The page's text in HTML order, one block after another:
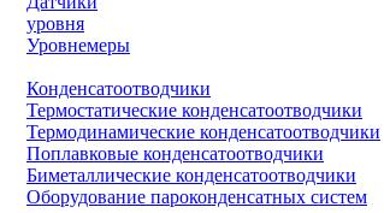
уровня
Уровнемеры
Конденсатоотводчики
Термостатические конденсатоотводчики
Термодинамические конденсатоотводчики
Поплавковые конденсатоотводчики
Биметаллические конденсатоотводчики
Оборудование пароконденсатных систем